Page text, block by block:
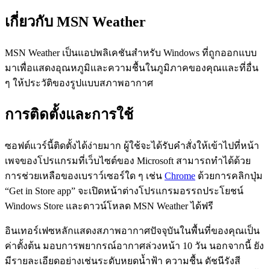
เกี่ยวกับ MSN Weather
MSN Weather เป็นแอปพลิเคชันสำหรับ Windows ที่ถูกออกแบบ
มาเพื่อแสดงอุณหภูมิและความชื้นในภูมิภาคของคุณและที่อื่น
ๆ ให้ประวัติของรูปแบบสภาพอากาศ
การติดตั้งและการใช้
ซอฟต์แวร์นี้ติดตั้งได้ง่ายมาก ผู้ใช้จะได้รับคำสั่งให้เข้าไปที่หน้า
เพจของโปรแกรมที่เว็บไซต์ของ Microsoft สามารถทำได้ด้วย
การช่วยเหลือของเบราว์เซอร์ใด ๆ เช่น Chrome ด้วยการคลิกปุ่ม
“Get in Store app” จะเปิดหน้าต่างโปรแกรมอรรถประโยชน์
Windows Store และดาวน์โหลด MSN Weather ได้ฟรี
อินเทอร์เฟซหลักแสดงสภาพอากาศปัจจุบันในพื้นที่ของคุณเป็น
ค่าตั้งต้น มอบการพยากรณ์อากาศล่วงหน้า 10 วัน นอกจากนี้ ยัง
มีรายละเอียดอย่างเช่นระดับหยดน้ำฟ้า ความชื้น ดัชนีรังสี